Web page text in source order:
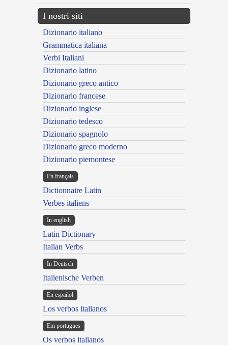
I nostri siti
Dizionario italiano
Grammatica italiana
Verbi Italiani
Dizionario latino
Dizionario greco antico
Dizionario francese
Dizionario inglese
Dizionario tedesco
Dizionario spagnolo
Dizionario greco moderno
Dizionario piemontese
En français
Dictionnaire Latin
Verbes italiens
In english
Latin Dictionary
Italian Verbs
In Deutsch
Italienische Verben
En español
Los verbos italianos
Em portugues
Os verbos italianos